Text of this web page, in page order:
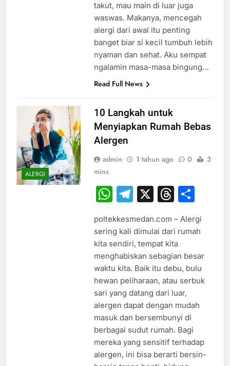
takut, mau main di luar juga
waswas. Makanya, mencegah
alergi dari awal itu penting
banget biar si kecil tumbuh lebih
nyaman dan sehat. Aku sempat
ngalamin masa-masa bingung…
Read Full News
ALERGI
10 Langkah untuk
Menyiapkan Rumah Bebas
Alergen
admin 1 tahun ago 0
3
mins
WhatsApp
Telegram
X
poltekkesmedan.com – Alergi
sering kali dimulai dari rumah
kita sendiri, tempat kita
menghabiskan sebagian besar
waktu kita. Baik itu debu, bulu
hewan peliharaan, atau serbuk
sari yang datang dari luar,
alergen dapat dengan mudah
masuk dan bersembunyi di
berbagai sudut rumah. Bagi
mereka yang sensitif terhadap
alergen, ini bisa berarti bersin-